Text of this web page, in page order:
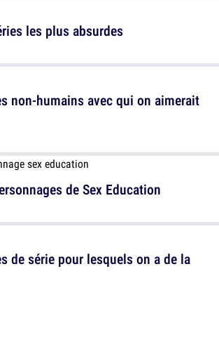
les plus absurdes
de Sex Education
non-humains avec qui on aimerait
de série pour lesquels on a de la